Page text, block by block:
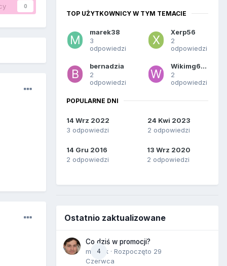
0
TOP UŻYTKOWNICY W TYM TEMACIE
marek38
3
odpowiedzi
Xerp56
2
odpowiedzi
bernadzia
2
odpowiedzi
Wikimg678
2
odpowiedzi
POPULARNE DNI
14 Wrz 2022
3 odpowiedzi
24 Kwi 2023
2 odpowiedzi
14 Gru 2016
2 odpowiedzi
13 Wrz 2020
2 odpowiedzi
Ostatnio zaktualizowane
4
Co dziś w promocji?
maciek · Rozpoczęto 29
Czerwca